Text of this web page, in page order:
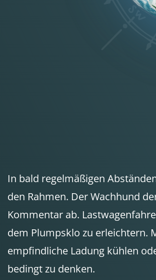
In bald regelmäßigen
den Rahmen. Der Wachhund
Kommentar ab.
dem Plumpsklo zu erleichtern.
empfindliche Ladung kühlen
bedingt zu denken.